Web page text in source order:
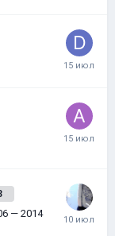
— 2014